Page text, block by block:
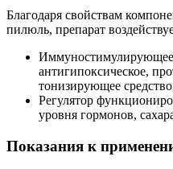
Благодаря свойствам
пилюль, препарат
антигипоксическое,
тонизирующее
Регулятор
уровня гормонов,
Показания к